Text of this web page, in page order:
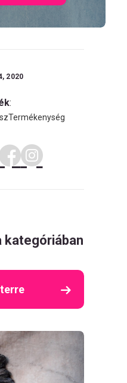
2020
:
Termékenység
kategóriában